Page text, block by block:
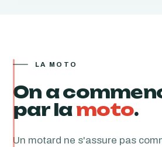
LA MOTO
On a
par lamoto.
Un motard ne s'assure pas